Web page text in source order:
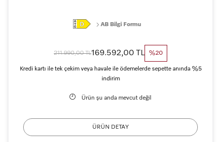
AB Bilgi Formu
211.990,00 TL169.592,00 TL %20
Kredi kartı ile tek çekim veya havale ile ödemelerde sepette anında %5
indirim
Ürün şu anda mevcut değil
ÜRÜN DETAY